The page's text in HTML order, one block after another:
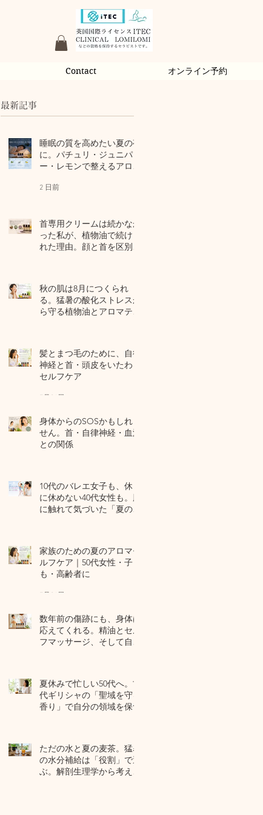
Contact オンライン予約
最新記事
睡眠の質を高めたい夏の夜
に。パチュリ・ジュニパ
ー・レモンで整えるアロマ
2 日前
首専用クリームは続かなか
った私が、植物油で続けら
れた理由。顔と首を区別し
秋の肌は8月につくられ
る。猛暑の酸化ストレスか
ら守る植物油とアロマテラ
髪とまつ毛のために、自律
神経と首・頭皮をいたわる
セルフケア
7月31日
身体からのSOSかもしれま
せん。首・自律神経・血流
との関係
10代のバレエ女子も、休日
に休めない40代女性も。肌
に触れて気づいた「夏の全
家族のための夏のアロマセ
ルフケア｜50代女性・子ど
も・高齢者に
7月24日
数年前の傷跡にも、身体は
応えてくれる。精油とセル
フマッサージ、そして自己
夏休みで忙しい50代へ。古
代ギリシャの「聖域を守る
香り」で自分の領域を保つ
ただの水と夏の麦茶。猛暑
の水分補給は「役割」で選
ぶ。解剖生理学から考える